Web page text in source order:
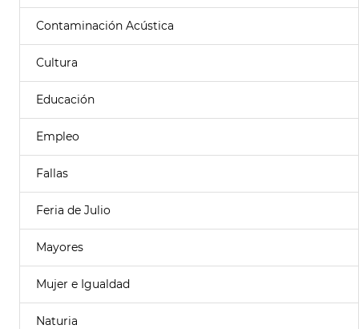
Contaminación Acústica
Cultura
Educación
Empleo
Fallas
Feria de Julio
Mayores
Mujer e Igualdad
Naturia